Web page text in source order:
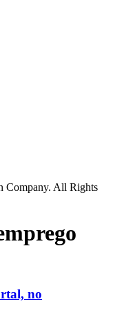
Company. All Rights
no